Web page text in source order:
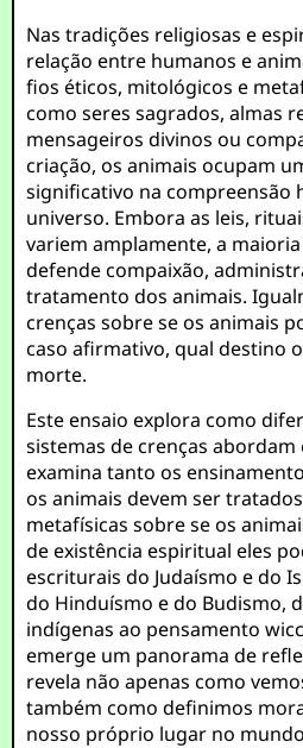
Nas tradições religiosas e
relação entre humanos e
fios éticos, mitológicos e
como seres sagrados, almas
mensageiros divinos ou
criação, os animais ocupam
significativo na compreensão
universo. Embora as leis,
variem amplamente, a
defende compaixão,
tratamento dos animais.
crenças sobre se os animais
caso afirmativo, qual destino
morte.
Este ensaio explora como
sistemas de crenças abordam
examina tanto os
os animais devem ser
metafísicas sobre se os
de existência espiritual eles
escriturais do Judaísmo e do
do Hinduísmo e do Budismo,
indígenas ao pensamento
emerge um panorama de
revela não apenas como
também como definimos
nosso próprio lugar no